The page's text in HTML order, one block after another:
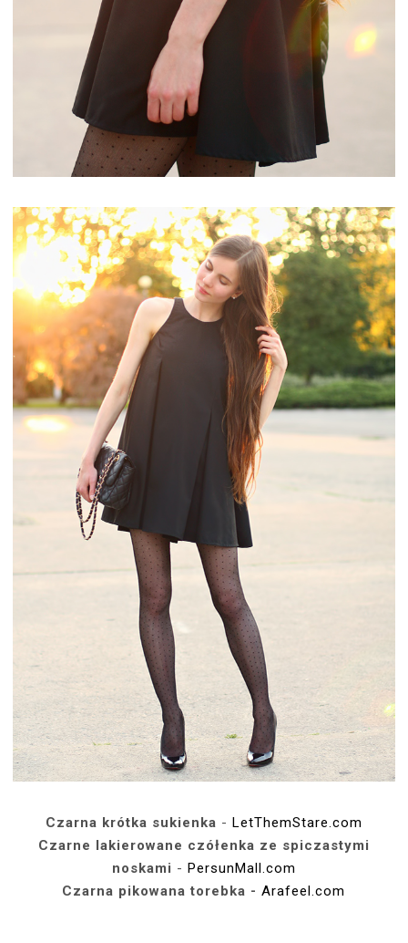
Czarna krótka sukienka - LetThemStare.com
Czarne lakierowane czółenka ze spiczastymi
noskami - PersunMall.com
Czarna pikowana torebka -Arafeel.com